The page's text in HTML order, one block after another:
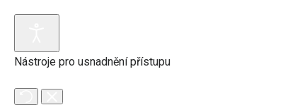
Nástroje pro usnadnění přístupu